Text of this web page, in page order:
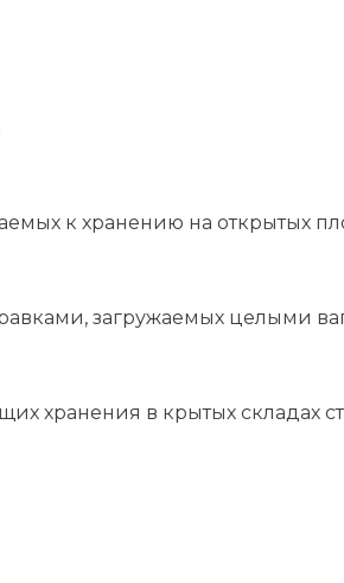
к хранению на открытых
загружаемых целыми
хранения в крытых складах